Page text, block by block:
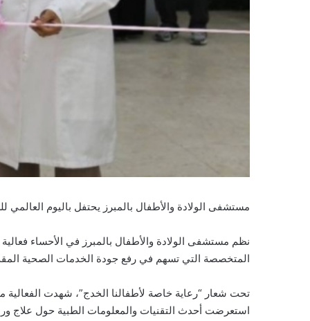
مستشفى الولادة والأطفال بالمبرز يحتفل باليوم العالمي
نظم مستشفى الولادة والأطفال بالمبرز في الأحساء
المتخصصة التي تسهم في رفع جودة الخدمات الصحية
تحت شعار “رعاية خاصة لأطفالنا الخدج”، شهدت الفعالية
استعرضت أحدث التقنيات والمعلومات الطبية حول علاج